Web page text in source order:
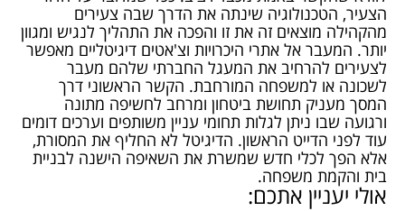
הצעיר, הטכנולוגיה שינתה את הדרך שבה צעירים
מהקהילה מוצאים זה את זו והפכה את התהליך לנגיש ומגוון
יותר. המעבר אל אתרי היכרויות וצ'אטים דיגיטליים מאפשר
לצעירים להרחיב את המעגל החברתי שלהם מעבר
לשכונה או למשפחה המורחבת. הקשר הראשוני דרך
המסך מעניק תחושת ביטחון ומרחב לחשיפה מתונה
ורגועה שבו ניתן לגלות תחומי עניין משותפים וערכים דומים
עוד לפני הדייט הראשון. הדיגיטל לא החליף את המסורת,
אלא הפך לכלי חדש שמשרת את השאיפה הישנה לבניית
בית והקמת משפחה.
אולי יעניין אתכם: